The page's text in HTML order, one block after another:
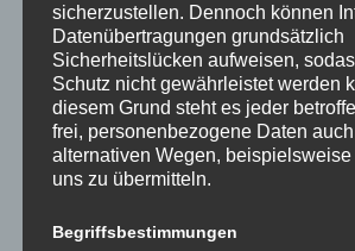
Neueste Beiträge
Schuljahr 26/27
sicherzustellen. Dennoch können
Datenübertragungen grundsätzlich
Sicherheitslücken aufweisen,
Schutz nicht gewährleistet werden
diesem Grund steht es jeder
frei, personenbezogene Daten
alternativen Wegen,
uns zu übermitteln.
Begriffsbestimmungen